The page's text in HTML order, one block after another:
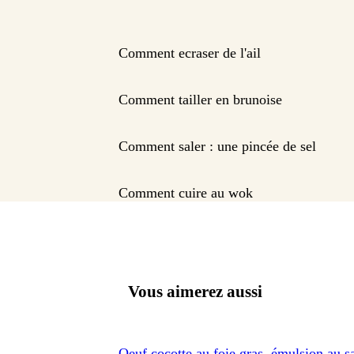
Comment ecraser de l'ail
Comment tailler en brunoise
Comment saler : une pincée de sel
Comment cuire au wok
Vous aimerez aussi